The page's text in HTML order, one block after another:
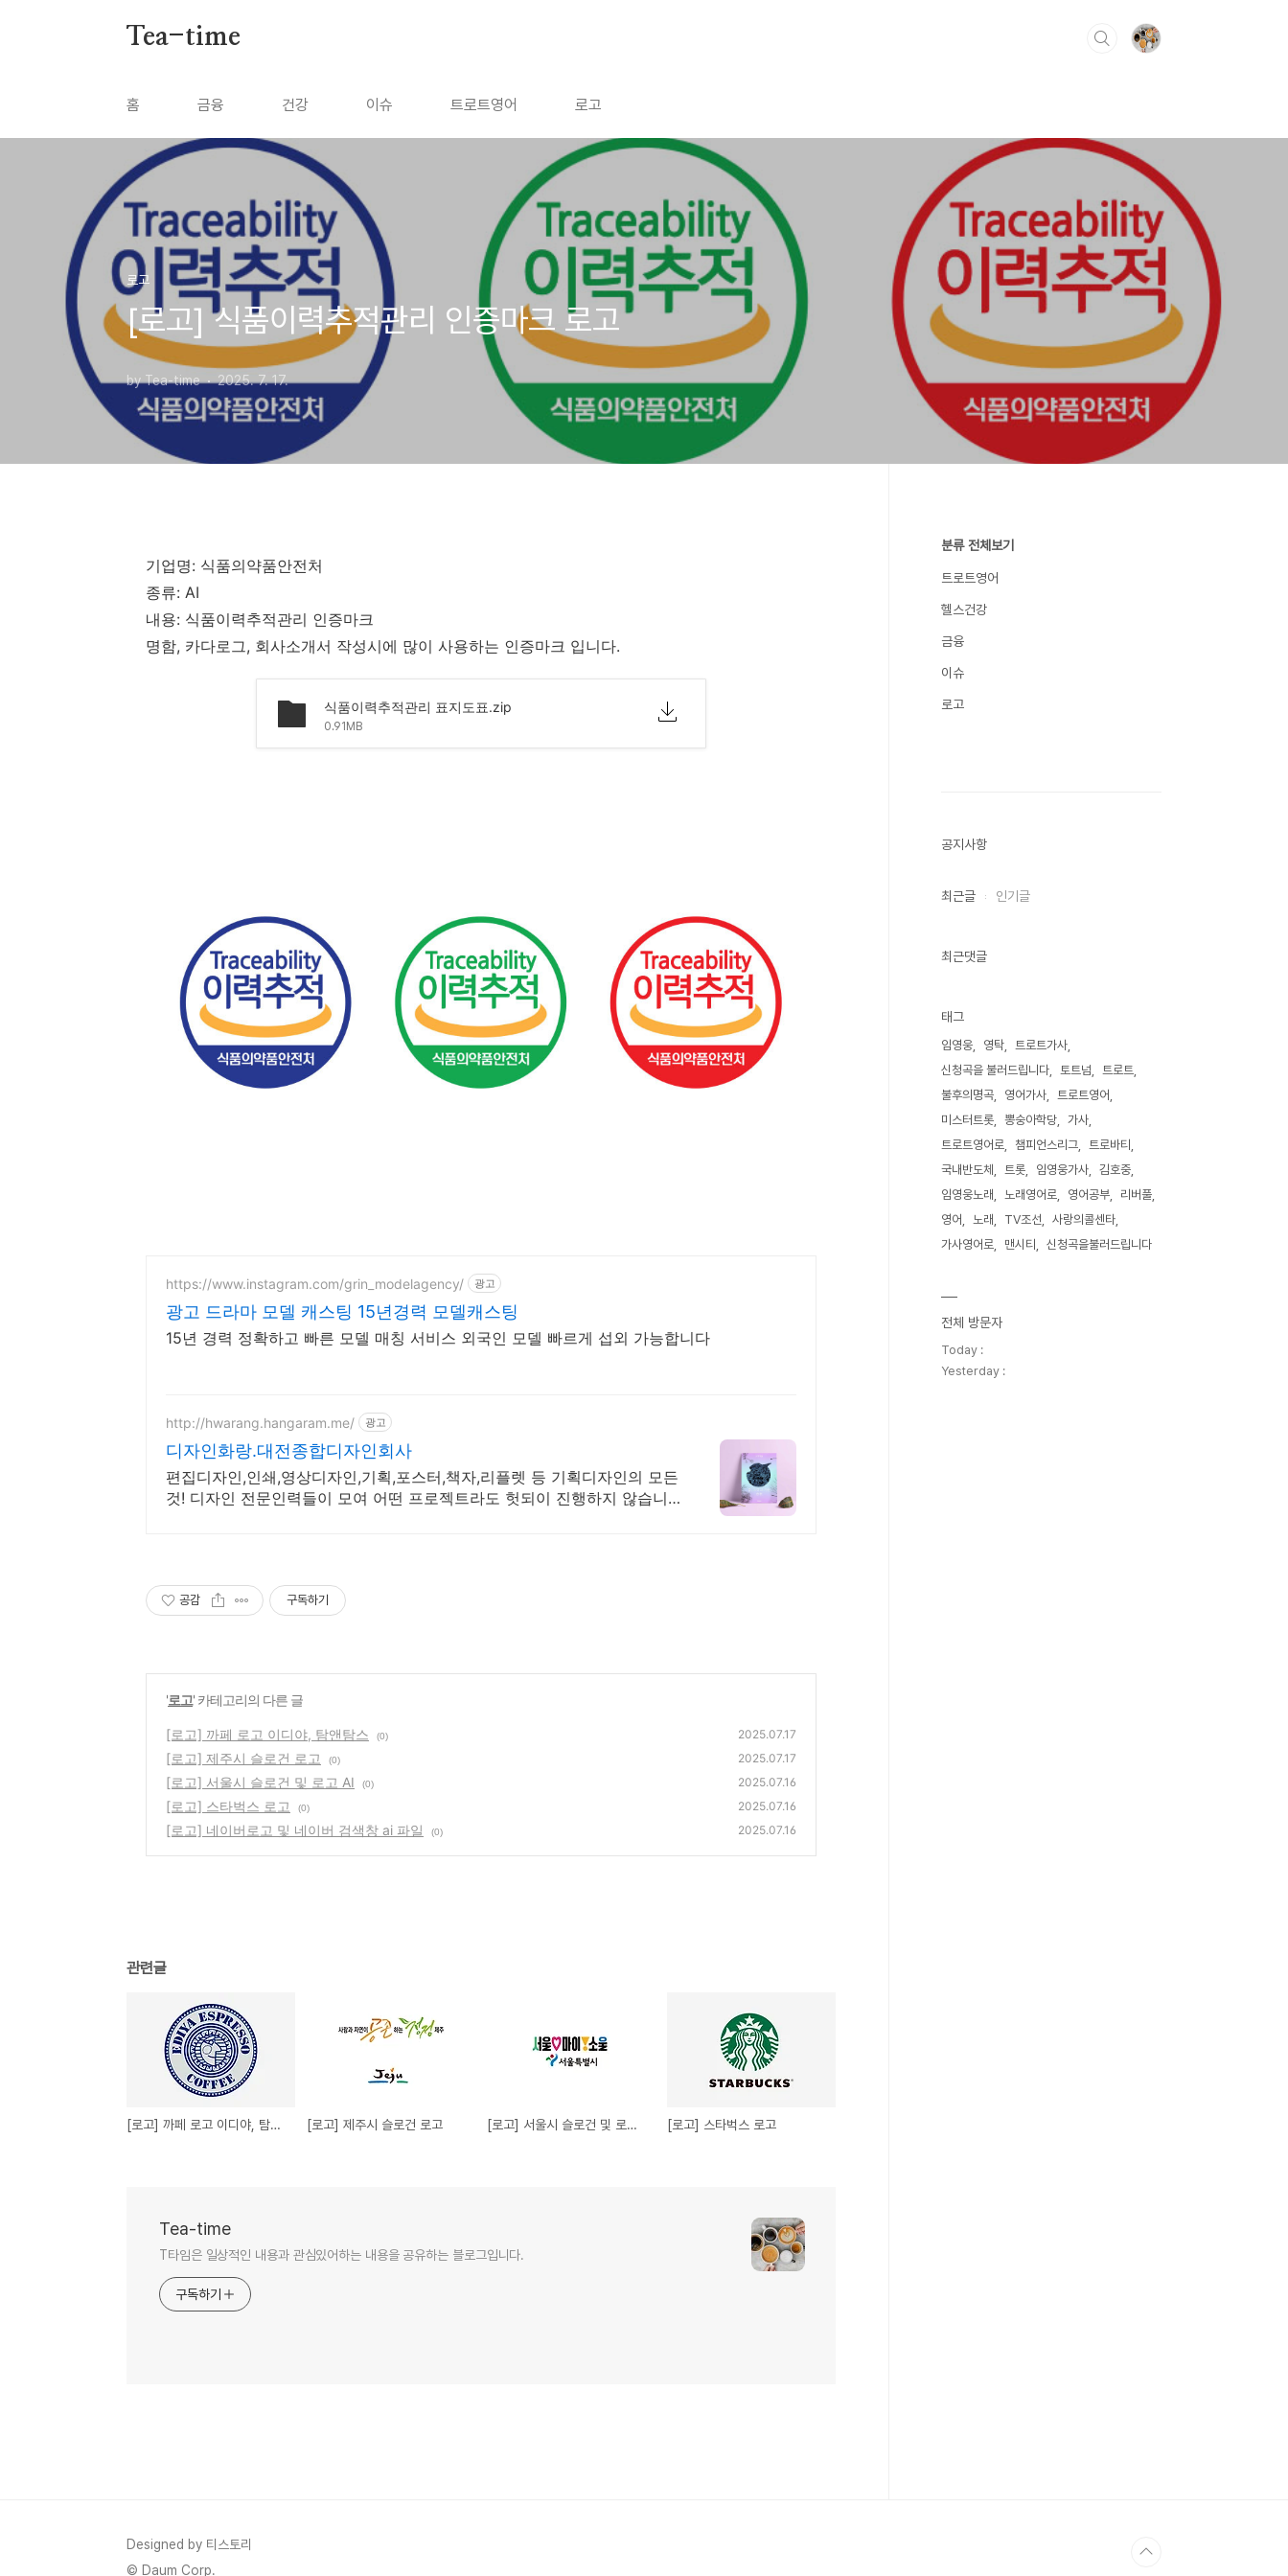
Tea-time
홈 금융 건강 이슈 트로트영어 로고
로고
[로고] 식품이력추적관리 인증마크 로고
by Tea-time 2025. 7. 17.
기업명: 식품의약품안전처
종류: AI
내용: 식품이력추적관리 인증마크
명함, 카다로그, 회사소개서 작성시에 많이 사용하는 인증마크 입니다.
식품이력추적관리 표지도표.zip
0.91MB
https://www.instagram.com/grin_modelagency/ 광고
광고 드라마 모델 캐스팅 15년경력 모델캐스팅
15년 경력 정확하고 빠른 모델 매칭 서비스 외국인 모델 빠르게 섭외 가능합니다
http://hwarang.hangaram.me/ 광고
디자인화랑.대전종합디자인회사
편집디자인,인쇄,영상디자인,기획,포스터,책자,리플렛 등 기획디자인의 모든
것! 디자인 전문인력들이 모여 어떤 프로젝트라도 헛되이 진행하지 않습니
공감 구독하기
'로고' 카테고리의 다른 글
[로고] 까페 로고 이디야, 탐앤탐스 (0) 2025.07.17
[로고] 제주시 슬로건 로고 (0) 2025.07.17
[로고] 서울시 슬로건 및 로고 AI (0) 2025.07.16
[로고] 스타벅스 로고 (0) 2025.07.16
[로고] 네이버로고 및 네이버 검색창 ai 파일 (0) 2025.07.16
관련글
[로고] 까페 로고 이디야, 탐앤탐스 [로고] 제주시 슬로건 로고 [로고] 서울시 슬로건 및 로고 AI [로고] 스타벅스 로고
Tea-time
T타임은 일상적인 내용과 관심있어하는 내용을 공유하는 블로그입니다.
구독하기
분류 전체보기
트로트영어
헬스건강
금융
이슈
로고
공지사항
최근글 인기글
최근댓글
태그
임영웅 영탁
트로트가사
신청곡을 불러드립니다
토트넘
트로트
불후의명곡
영어가사
트로트영어
미스터트롯
뽕숭아학당
가사
트로트영어로
챔피언스리그
트로바티
국내반도체
트롯 임영웅가사
김호중
임영웅노래
노래영어로 영어공부
리버풀
영어
노래 TV조선
사랑의콜센타
가사영어로
맨시티 신청곡을불러드립니다
전체 방문자
Today :
Yesterday :
Designed by 티스토리
© Daum Corp.